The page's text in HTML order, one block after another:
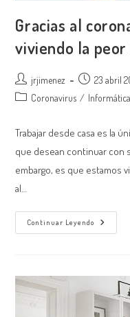
Gracias al
viviendo la
Autor
de
jrjimenez
Publicación
de
23 abril
Categoría
entrada:
Coronavirus / Informática
Trabajar desde casa es la
que desean continuar con
embargo, es que estamos
al…
Continuar Leyendo
Gracias
Al
Forma
De